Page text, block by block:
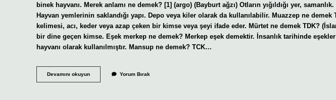
binek hayvanı. Merek anlamı ne demek? [1] (argo) (Bayburt ağzı) Otların yığıldığı yer,
Hayvan yemlerinin saklandığı yapı. Depo veya kiler olarak da kullanılabilir. Muazzep ne demek
kelimesi, acı, keder veya azap çeken bir kimse veya şeyi ifade eder. Mürtet ne demek TDK?
bir dine geçen kimse. Eşek merkep ne demek? Merkep eşek demektir. İnsanlık tarihinde
hayvanı olarak kullanılmıştır. Mansup ne demek? TCK…
Devamını okuyunMerkûp
Ne
Yorum Bırak